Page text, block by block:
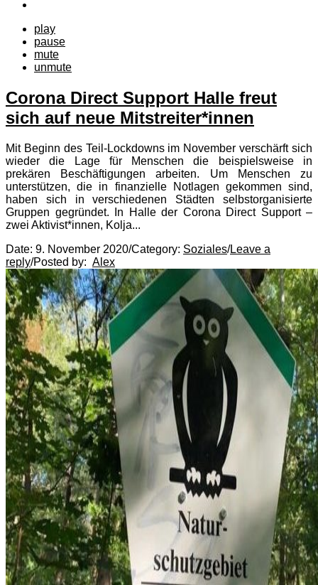
play
pause
mute
unmute
Corona Direct Support Halle freut
sich auf neue Mitstreiter*innen
Mit Beginn des Teil-Lockdowns im November verschärft sich
wieder die Lage für Menschen die beispielsweise in
prekären Beschäftigungen arbeiten. Um Menschen zu
unterstützen, die in finanzielle Notlagen gekommen sind,
haben sich in verschiedenen Städten selbstorganisierte
Gruppen gegründet. In Halle der Corona Direct Support –
zwei Aktivist*innen, Kolja...
Date: 9. November 2020/Category: Soziales/Leave a
reply/Posted by: Alex